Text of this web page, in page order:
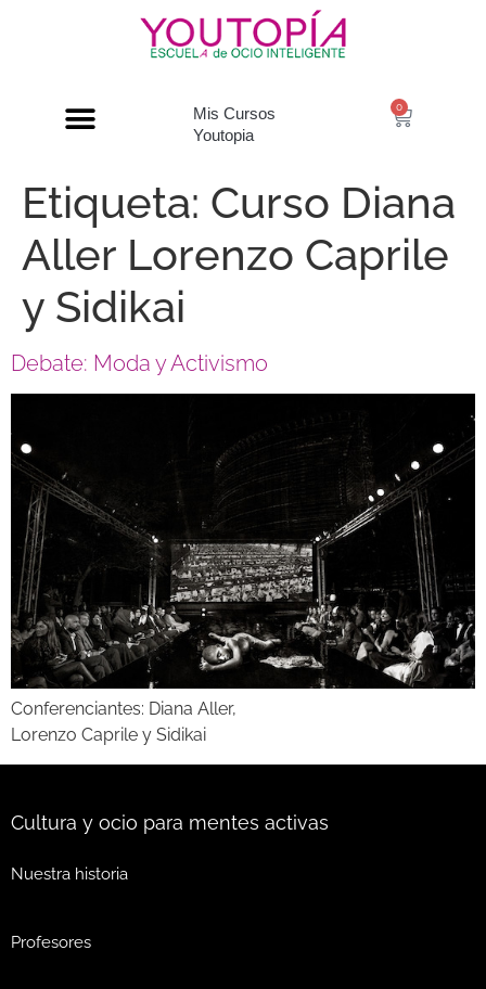
Mis Cursos
Youtopia
0
Etiqueta: Curso Diana
Aller Lorenzo Caprile
y Sidikai
Debate: Moda y Activismo
Conferenciantes: Diana Aller,
Lorenzo Caprile y Sidikai
Cultura y ocio para mentes activas
Nuestra historia
Profesores